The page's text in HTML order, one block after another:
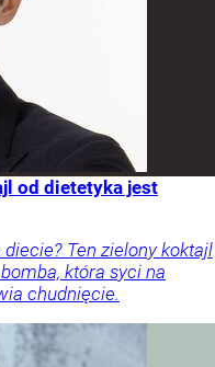
od dietetyka jest
Ten zielony koktajl
która syci na
chudnięcie.